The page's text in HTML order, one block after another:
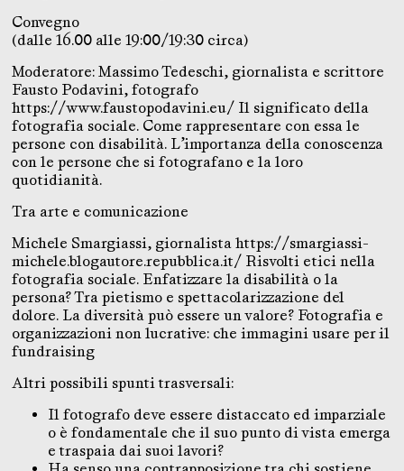
Convegno
(dalle 16.00 alle 19:00/19:30 circa)
Moderatore: Massimo Tedeschi, giornalista e scrittore
Fausto Podavini, fotografo
https://www.faustopodavini.eu/ Il significato della
fotografia sociale. Come rappresentare con essa le
persone con disabilità. L’importanza della conoscenza
con le persone che si fotografano e la loro
quotidianità.
Tra arte e comunicazione
Michele Smargiassi, giornalista https://smargiassi-
michele.blogautore.repubblica.it/ Risvolti etici nella
fotografia sociale. Enfatizzare la disabilità o la
persona? Tra pietismo e spettacolarizzazione del
dolore. La diversità può essere un valore? Fotografia e
organizzazioni non lucrative: che immagini usare per il
fundraising
Altri possibili spunti trasversali:
Il fotografo deve essere distaccato ed imparziale
o è fondamentale che il suo punto di vista emerga
e traspaia dai suoi lavori?